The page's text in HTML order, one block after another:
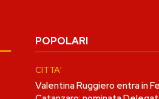
POPOLARI
CITTA'
Valentina Ruggiero entra in